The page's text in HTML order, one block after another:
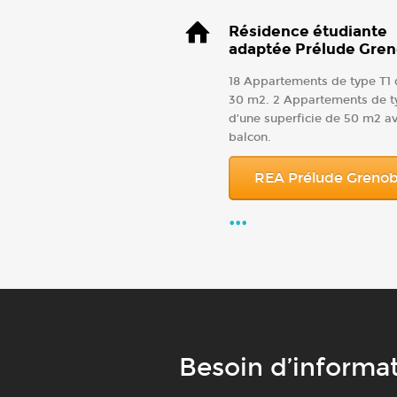
Résidence étudiante
adaptée Prélude
18 Appartements de type T1
30 m2. 2 Appartements de
d’une superficie de 50 m2
balcon.
REA Prélude
...
Besoin